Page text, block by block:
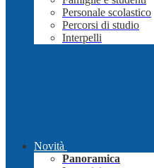
Personale scolastico
Percorsi di studio
Interpelli
Novità
Panoramica